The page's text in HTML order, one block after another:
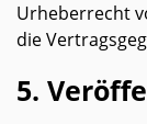
Urheberrecht
die
5.